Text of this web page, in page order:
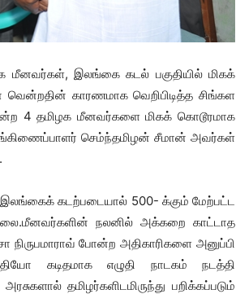
மீனவர்கள், இலங்கை கடல் பகுதியில் மிகக்
காரணமாக வெறிபிடித்த சிங்கள
4 தமிழக மீனவர்களை மிகக் கொடூரமாக
செம்ந்தமிழன் சீமான் அவர்கள்
கடற்படையால் 500- க்கும் மேற்பட்ட
நலனில் அக்கறை காட்டாத
நிருபமாராவ் போன்ற அதிகாரிகளை அனுப்பி
கடிதமாக எழுதி நாடகம் நடத்தி
தமிழர்களிடமிருந்து பறிக்கப்படும்